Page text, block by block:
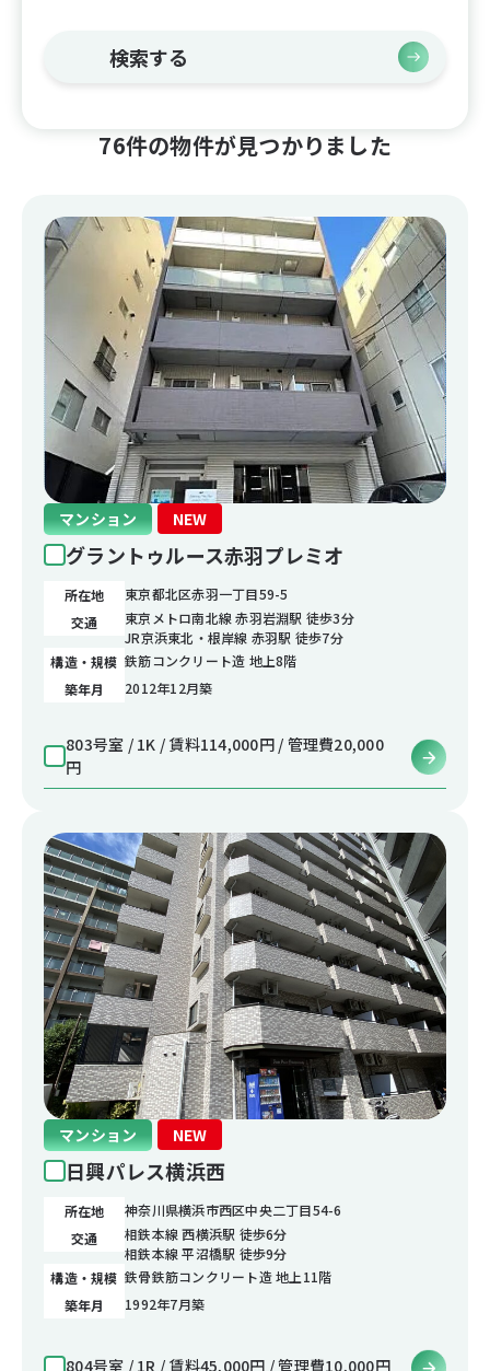
検索する
76件の物件が見つかりました
マンション NEW
グラントゥルース赤羽プレミオ
所在地
東京都北区赤羽一丁目59-5
交通
東京メトロ南北線 赤羽岩淵駅 徒歩3分
JR京浜東北・根岸線 赤羽駅 徒歩7分
構造・規模 鉄筋コンクリート造 地上8階
築年月
2012年12月築
803号室 / 1K / 賃料114,000円 / 管理費20,000
円
マンション NEW
日興パレス横浜西
所在地
神奈川県横浜市西区中央二丁目54-6
交通
相鉄本線 西横浜駅 徒歩6分
相鉄本線 平沼橋駅 徒歩9分
構造・規模 鉄骨鉄筋コンクリート造 地上11階
築年月
1992年7月築
804号室 / 1R / 賃料45,000円 / 管理費10,000円